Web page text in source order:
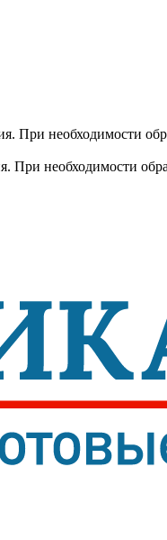
При необходимости
При необходимости